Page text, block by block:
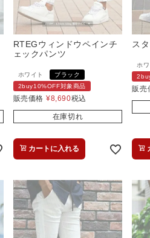
RTEGウィンドウペインチ
ェックパンツ
ホワイト
ブラック
2buy10%OFF対象商品
販売価格 ¥8,690税込
在庫切れ
カートに入れる
ス
ホワ
販売